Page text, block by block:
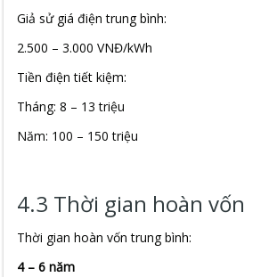
Giả sử giá điện trung bình:
2.500 – 3.000 VNĐ/kWh
Tiền điện tiết kiệm:
Tháng: 8 – 13 triệu
Năm: 100 – 150 triệu
4.3 Thời gian hoàn vốn
Thời gian hoàn vốn trung bình:
4 – 6 năm